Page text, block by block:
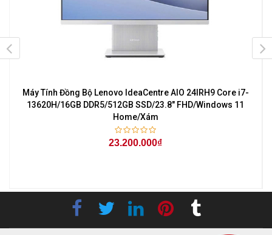
Máy Tính Đồng Bộ Lenovo IdeaCentre AIO 24IRH9 Core i7-
13620H/16GB DDR5/512GB SSD/23.8" FHD/Windows 11
Home/Xám
23.200.000₫